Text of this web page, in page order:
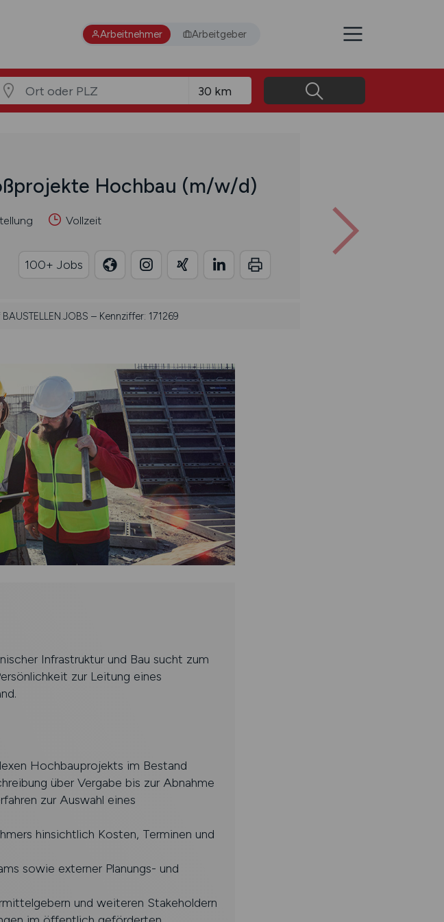
Arbeitnehmer Arbeitgeber
Hochbau (m/w/d)
Vollzeit
100+ Jobs
– Kennziffer: 171269
Infrastruktur und Bau sucht zum
zur Leitung eines
Hochbauprojekts im Bestand
über Vergabe bis zur Abnahme
zur Auswahl eines
hinsichtlich Kosten, Terminen und
sowie externer Planungs- und
und weiteren Stakeholdern